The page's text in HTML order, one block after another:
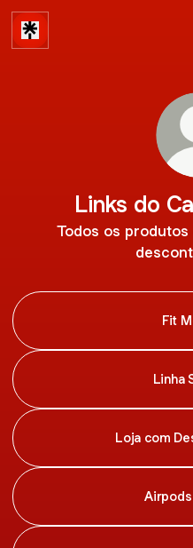
Links do
Todos os
Fit
Linha
Loja com